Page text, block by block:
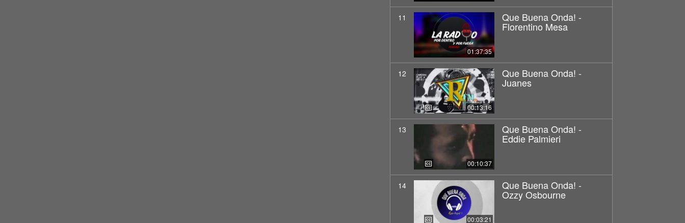
11
01:37:35
Que Buena Onda! -
Florentino Mesa
12
00:13:16
Que Buena Onda! -
Juanes
13
00:10:37
Que Buena Onda! -
Eddie Palmieri
14
00:03:21
Que Buena Onda! -
Ozzy Osbourne